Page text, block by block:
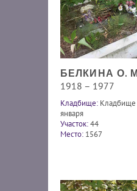
БЕЛКИНА О.
1918 – 1977
Кладбище: Кладбище
января
Участок:44
Место: 1567